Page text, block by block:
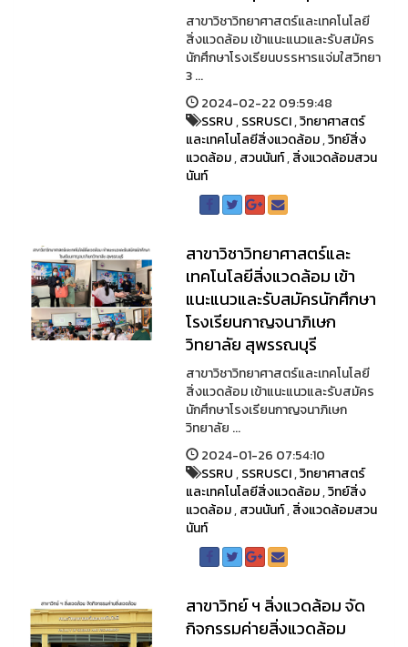
สาขาวิชาวิทยาศาสตร์และเทคโนโลยี
สิ่งแวดล้อม เข้าแนะแนวและรับสมัคร
นักศึกษาโรงเรียนบรรหารแจ่มใสวิทยา
3 ...
2024-02-22 09:59:48
SSRU,SSRUSCI,วิทยาศาสตร์
และเทคโนโลยีสิ่งแวดล้อม,วิทย์สิ่ง
แวดล้อม,สวนนันท์,สิ่งแวดล้อมสวน
นันท์
สาขาวิชาวิทยาศาสตร์และ
เทคโนโลยีสิ่งแวดล้อม เข้า
แนะแนวและรับสมัครนักศึกษา
โรงเรียนกาญจนาภิเษก
วิทยาลัย สุพรรณบุรี
สาขาวิชาวิทยาศาสตร์และเทคโนโลยี
สิ่งแวดล้อม เข้าแนะแนวและรับสมัคร
นักศึกษาโรงเรียนกาญจนาภิเษก
วิทยาลัย ...
2024-01-26 07:54:10
SSRU,SSRUSCI,วิทยาศาสตร์
และเทคโนโลยีสิ่งแวดล้อม,วิทย์สิ่ง
แวดล้อม,สวนนันท์,สิ่งแวดล้อมสวน
นันท์
สาขาวิทย์ ฯ สิ่งแวดล้อม จัด
กิจกรรมค่ายสิ่งแวดล้อม